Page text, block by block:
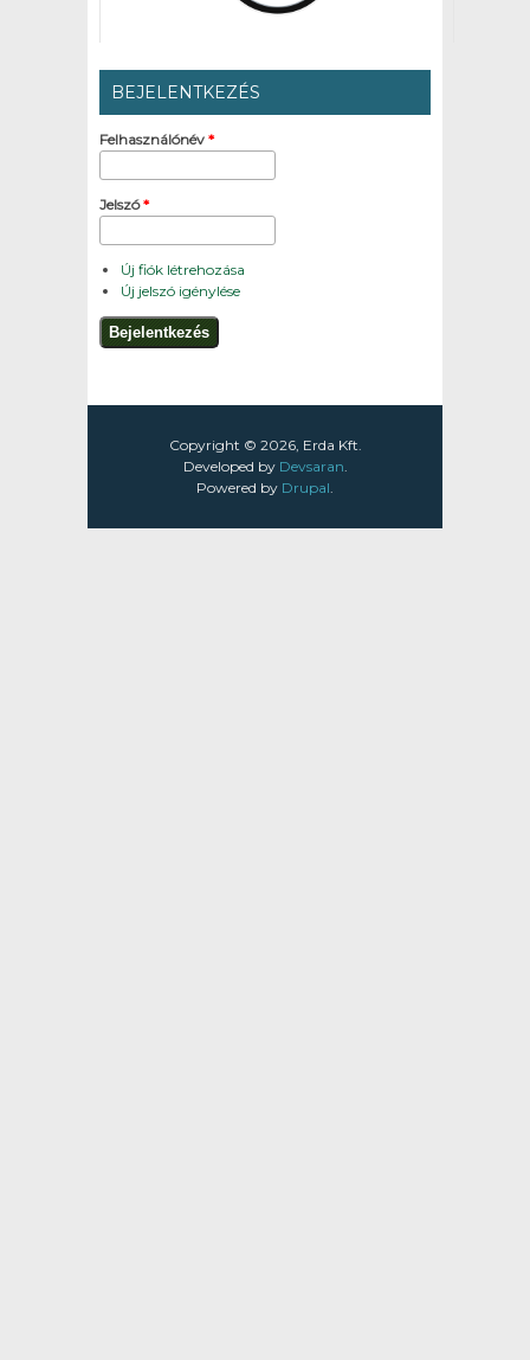
BEJELENTKEZÉS
Felhasználónév *
Jelszó*
Új fiók létrehozása
Új jelszó igénylése
Copyright © 2026, Erda Kft.
Developed by Devsaran.
Powered by Drupal.